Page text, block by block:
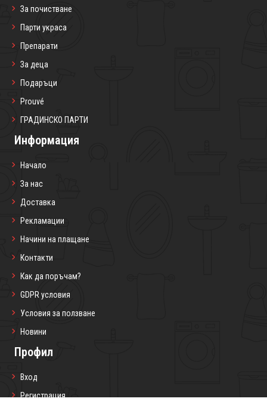
За почистване
Парти украса
Препарати
За деца
Подаръци
Prouvé
ГРАДИНСКО ПАРТИ
Информация
Начало
За нас
Доставка
Рекламации
Начини на плащане
Контакти
Как да поръчам?
GDPR условия
Условия за ползване
Новини
Профил
Вход
Регистрация